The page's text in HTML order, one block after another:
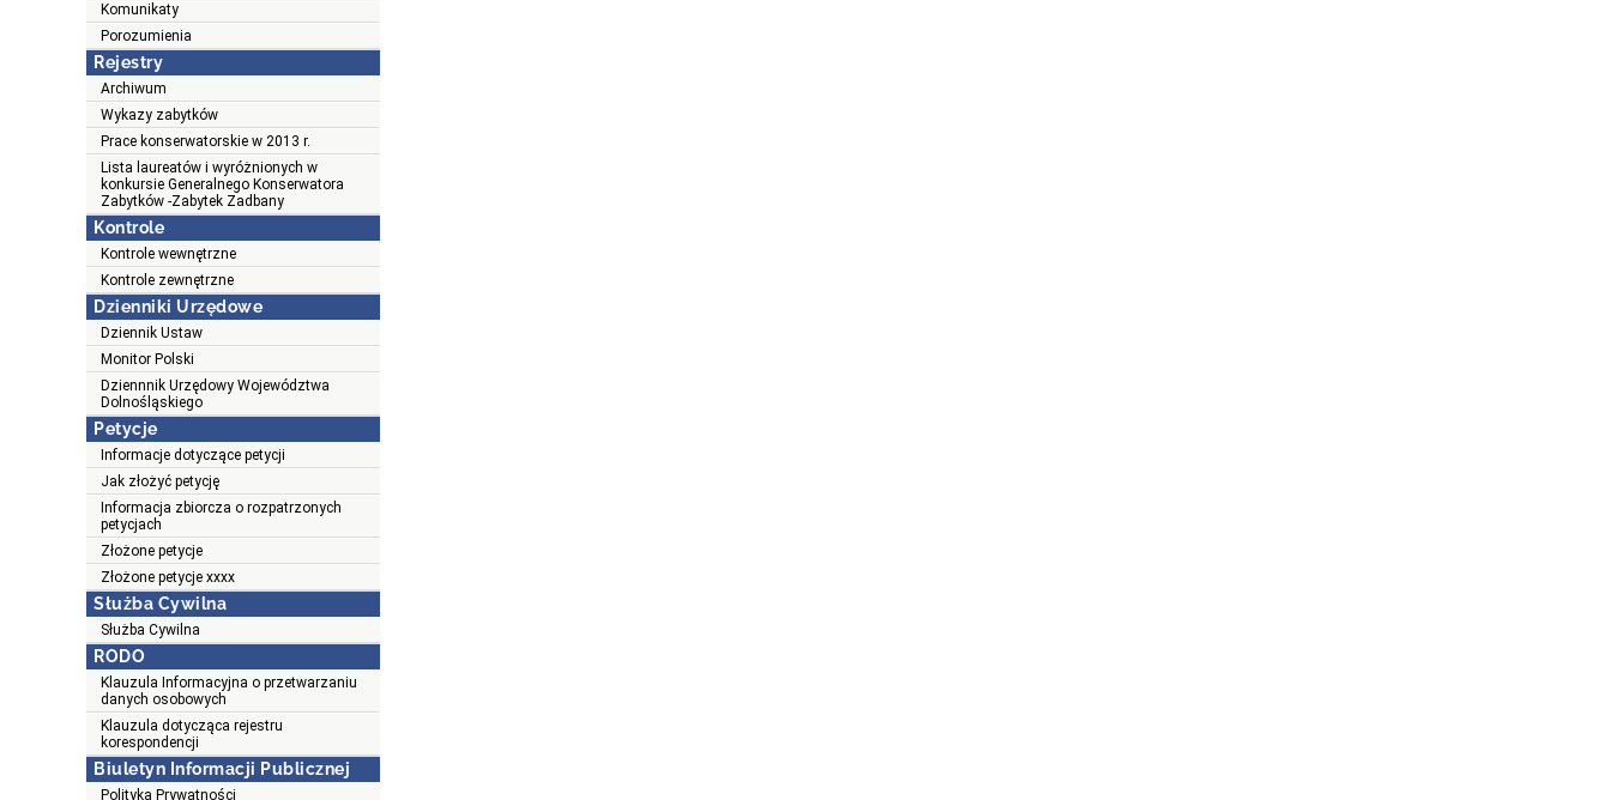
Komunikaty
Porozumienia
Rejestry
Archiwum
Wykazy zabytków
Prace konserwatorskie w 2013 r.
Lista laureatów i wyróżnionych w
konkursie Generalnego Konserwatora
Zabytków -Zabytek Zadbany
Kontrole
Kontrole wewnętrzne
Kontrole zewnętrzne
Dzienniki Urzędowe
Dziennik Ustaw
Monitor Polski
Dziennnik Urzędowy Województwa
Dolnośląskiego
Petycje
Informacje dotyczące petycji
Jak złożyć petycję
Informacja zbiorcza o rozpatrzonych
petycjach
Złożone petycje
Złożone petycje xxxx
Służba Cywilna
Służba Cywilna
RODO
Klauzula Informacyjna o przetwarzaniu
danych osobowych
Klauzula dotycząca rejestru
korespondencji
Biuletyn Informacji Publicznej
Polityka Prywatności